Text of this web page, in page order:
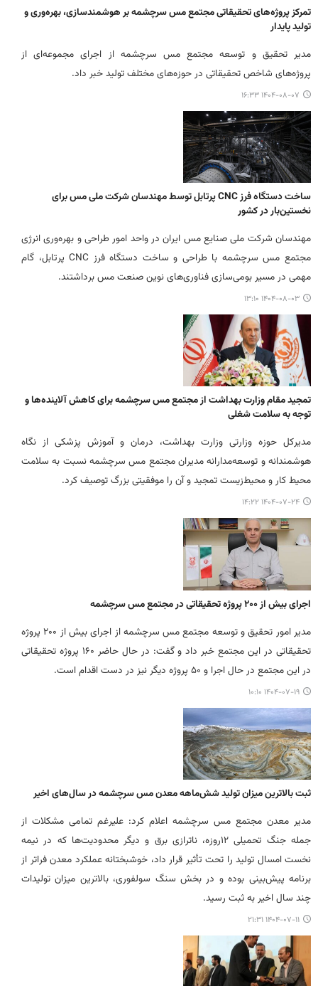
تمرکز پروژه‌های تحقیقاتی مجتمع مس سرچشمه بر هوشمندسازی، بهره‌وری و
تولید پایدار
مدیر تحقیق و توسعه مجتمع مس سرچشمه از اجرای مجموعه‌ای از
پروژه‌های شاخص تحقیقاتی در حوزه‌های مختلف تولید خبر داد.
۱۴۰۴-۰۸-۰۷ ۱۶:۳۳
ساخت دستگاه فرز CNC پرتابل توسط مهندسان شرکت ملی مس برای
نخستین‌بار در کشور
مهندسان شرکت ملی صنایع مس ایران در واحد امور طراحی و بهره‌وری انرژی
مجتمع مس سرچشمه با طراحی و ساخت دستگاه فرز CNC پرتابل، گام
مهمی در مسیر بومی‌سازی فناوری‌های نوین صنعت مس برداشتند.
۱۴۰۴-۰۸-۰۳ ۱۳:۱۰
تمجید مقام وزارت بهداشت از مجتمع مس سرچشمه برای کاهش آلاینده‌ها و
توجه به سلامت شغلی
مدیرکل حوزه وزارتی وزارت بهداشت، درمان و آموزش پزشکی از نگاه
هوشمندانه و توسعه‌مدارانه مدیران مجتمع مس سرچشمه نسبت به سلامت
محیط کار و محیط‌زیست تمجید و آن را موفقیتی بزرگ توصیف کرد.
۱۴۰۴-۰۷-۲۴ ۱۴:۲۲
اجرای بیش از ۲۰۰ پروژه تحقیقاتی در مجتمع مس سرچشمه
مدیر امور تحقیق و توسعه مجتمع مس سرچشمه از اجرای بیش از ۲۰۰ پروژه
تحقیقاتی در این مجتمع خبر داد و گفت: در حال حاضر ۱۶۰ پروژه تحقیقاتی
در این مجتمع در حال اجرا و ۵۰ پروژه دیگر نیز در دست اقدام است.
۱۴۰۴-۰۷-۱۹ ۱۰:۱۰
ثبت بالاترین میزان تولید شش‌ماهه معدن مس سرچشمه در سال‌های اخیر
مدیر معدن مجتمع مس سرچشمه اعلام کرد: علیرغم تمامی مشکلات از
جمله جنگ تحمیلی ۱۲‌روزه، ناترازی برق و دیگر محدودیت‌ها که در نیمه
نخست امسال تولید را تحت تأثیر قرار داد، خوشبختانه عملکرد معدن فراتر از
برنامه پیش‌بینی بوده و در بخش سنگ سولفوری، بالاترین میزان تولیدات
چند سال اخیر به ثبت رسید.
۱۴۰۴-۰۷-۱۱ ۲۱:۳۱